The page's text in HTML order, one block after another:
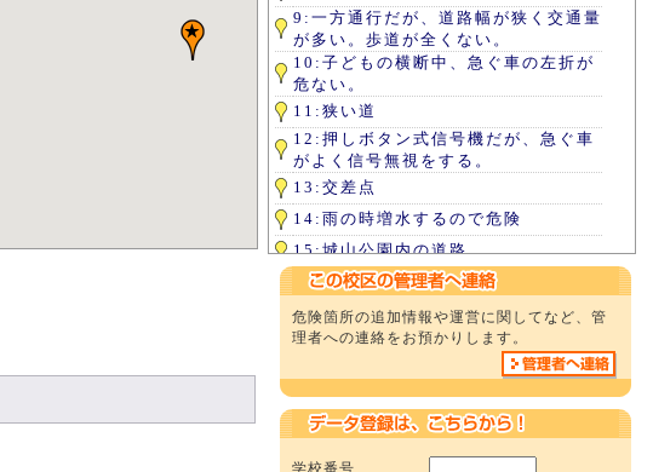
9:一方通行だが、道路幅が狭く交通量
が多い。歩道が全くない。
10:子どもの横断中、急ぐ車の左折が
危ない。
11:狭い道
12:押しボタン式信号機だが、急ぐ車
がよく信号無視をする。
13:交差点
14:雨の時増水するので危険
15:城山公園内の道路
16:普段は人通りが少なく不安。通学
時間帯には自転車も通り、道幅がかな
り狭いので車が通ると危険。
17:信号なく危険
18:曲がり角が見えにくく、バスも通
るため危険。歩道がなく、車もスピー
ドを出していて危ない。
危険箇所の追加情報や運営に関してなど、管
理者への連絡をお預かりします。
学校番号